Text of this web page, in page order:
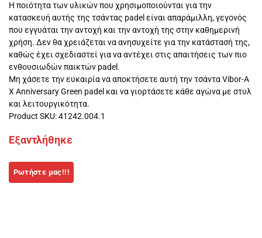
Η ποιότητα των υλικών που χρησιμοποιούνται για την
κατασκευή αυτής της τσάντας padel είναι απαράμιλλη, γεγονός
που εγγυάται την αντοχή και την αντοχή της στην καθημερινή
χρήση. Δεν θα χρειάζεται να ανησυχείτε για την κατάστασή της,
καθώς έχει σχεδιαστεί για να αντέχει στις απαιτήσεις των πιο
ενθουσιωδών παικτών padel.
Μη χάσετε την ευκαιρία να αποκτήσετε αυτή την τσάντα Vibor-A
X Anniversary Green padel και να γιορτάσετε κάθε αγώνα με στυλ
και λειτουργικότητα.
Product SKU: 41242.004.1
Εξαντλήθηκε